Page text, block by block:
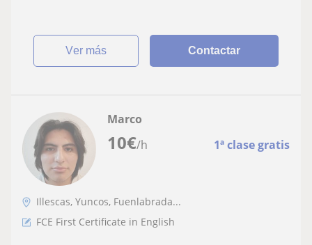
ver más Contactar
10€/h 1ª clase gratis
Marco
Illescas, Yuncos, Fuenlabrada...
FCE First Certificate in English